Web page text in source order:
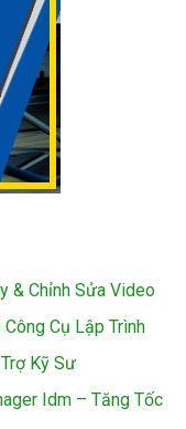
& Chỉnh Sửa Video
Cụ Lập Trình
Kỹ Sư
Idm – Tăng Tốc